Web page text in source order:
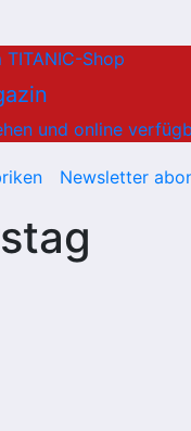
Shop
und online
Newsletter